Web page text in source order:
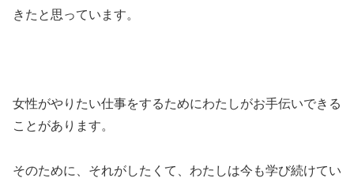
きたと思っています。
女性がやりたい仕事をするためにわたしがお手伝いできる
ことがあります。
そのために、それがしたくて、わたしは今も学び続けてい